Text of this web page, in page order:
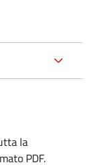
la
PDF.